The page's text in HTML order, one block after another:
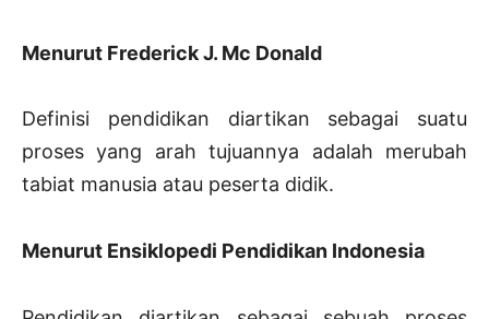
Menurut Frederick J. Mc Donald
Definisi pendidikan diartikan sebagai suatu
proses yang arah tujuannya adalah merubah
tabiat manusia atau peserta didik.
Menurut Ensiklopedi Pendidikan Indonesia